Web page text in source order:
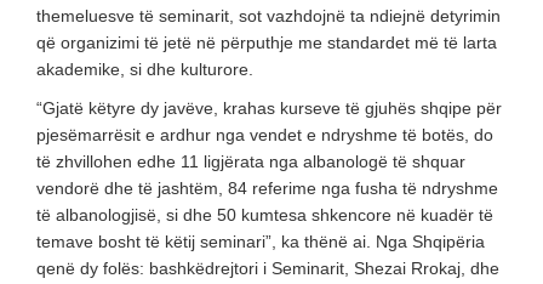
themeluesve të seminarit, sot vazhdojnë ta ndiejnë detyrimin
që organizimi të jetë në përputhje me standardet më të larta
akademike, si dhe kulturore.
“Gjatë këtyre dy javëve, krahas kurseve të gjuhës shqipe për
pjesëmarrësit e ardhur nga vendet e ndryshme të botës, do
të zhvillohen edhe 11 ligjërata nga albanologë të shquar
vendorë dhe të jashtëm, 84 referime nga fusha të ndryshme
të albanologjisë, si dhe 50 kumtesa shkencore në kuadër të
temave bosht të këtij seminari”, ka thënë ai. Nga Shqipëria
qenë dy folës: bashkëdrejtori i Seminarit, Shezai Rrokaj, dhe